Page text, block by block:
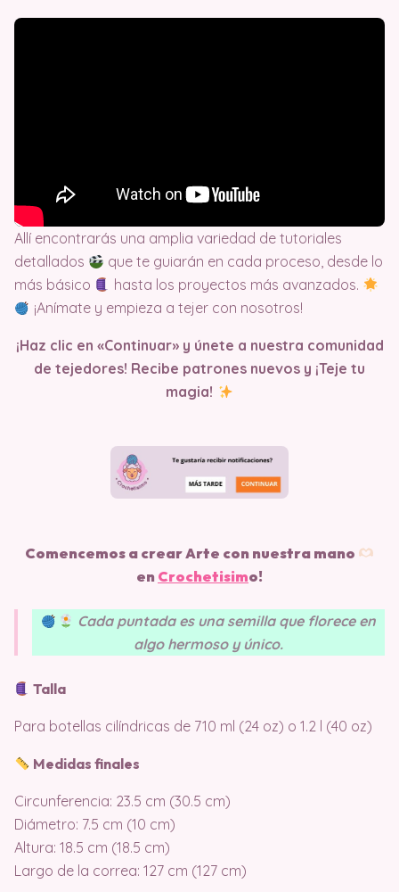
Allí encontrarás una amplia variedad de tutoriales
detallados
que te guiarán en cada proceso, desde lo
más básico
hasta los proyectos más avanzados.
¡Anímate y empieza a tejer con nosotros!
¡Haz clic en «Continuar» y únete a nuestra comunidad
de tejedores! Recibe patrones nuevos y ¡Teje tu
magia!
Comencemos a crear Arte con nuestra mano
en Crochetisimo!
Cada puntada es una semilla que florece en
algo hermoso y único.
Talla
Para botellas cilíndricas de 710 ml (24 oz) o 1.2 l (40 oz)
Medidas finales
Circunferencia: 23.5 cm (30.5 cm)
Diámetro: 7.5 cm (10 cm)
Altura: 18.5 cm (18.5 cm)
Largo de la correa: 127 cm (127 cm)